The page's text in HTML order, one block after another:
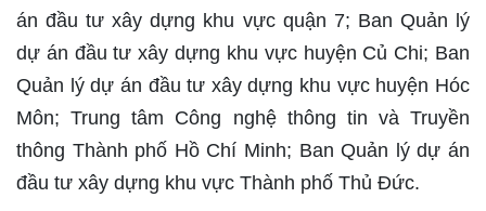
án đầu tư xây dựng khu vực quận 7; Ban Quản lý
dự án đầu tư xây dựng khu vực huyện Củ Chi; Ban
Quản lý dự án đầu tư xây dựng khu vực huyện Hóc
Môn; Trung tâm Công nghệ thông tin và Truyền
thông Thành phố Hồ Chí Minh; Ban Quản lý dự án
đầu tư xây dựng khu vực Thành phố Thủ Đức.